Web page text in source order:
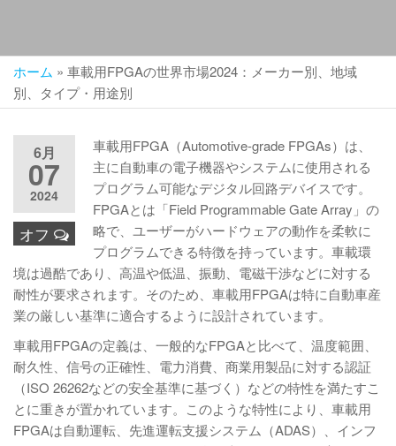
ホーム » 車載用FPGAの世界市場2024：メーカー別、地域
別、タイプ・用途別
6月
07
2024
オフ
車載用FPGA（Automotive-grade FPGAs）は、
主に自動車の電子機器やシステムに使用される
プログラム可能なデジタル回路デバイスです。
FPGAとは「Field Programmable Gate Array」の
略で、ユーザーがハードウェアの動作を柔軟に
プログラムできる特徴を持っています。車載環
境は過酷であり、高温や低温、振動、電磁干渉などに対する
耐性が要求されます。そのため、車載用FPGAは特に自動車産
業の厳しい基準に適合するように設計されています。
車載用FPGAの定義は、一般的なFPGAと比べて、温度範囲、
耐久性、信号の正確性、電力消費、商業用製品に対する認証
（ISO 26262などの安全基準に基づく）などの特性を満たすこ
とに重きが置かれています。このような特性により、車載用
FPGAは自動運転、先進運転支援システム（ADAS）、インフ